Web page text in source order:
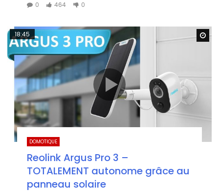
0 464 0
18:45
DOMOTIQUE
Reolink Argus Pro 3 –
TOTALEMENT autonome grâce au
panneau solaire